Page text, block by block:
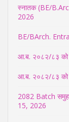
स्नातक (BE/
2026
BE/BArch.
आ.ब. २०८२/८३ को
आ.ब. २०८२/८३ को
2082 Batch
15, 2026